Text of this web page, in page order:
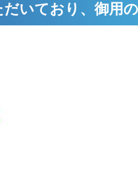
いており、御用